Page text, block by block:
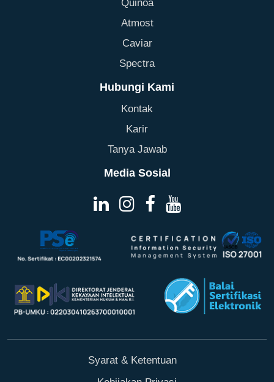
Quinoa
Atmost
Caviar
Spectra
Hubungi Kami
Kontak
Karir
Tanya Jawab
Media Sosial
Syarat & Ketentuan